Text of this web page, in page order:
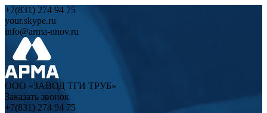
+7(831) 274 94 75
your.skype.ru
info@arma-nnov.ru
ООО «ЗАВОД ТГИ ТРУБ»
Заказать звонок
+7(831) 274 94 75